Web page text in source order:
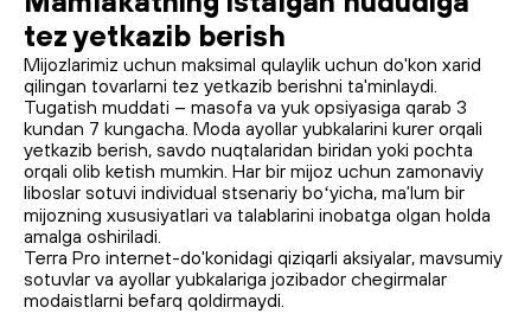
tez yetkazib berish
Mijozlarimiz uchun maksimal qulaylik uchun do'kon xarid
qilingan tovarlarni tez yetkazib berishni ta'minlaydi.
Tugatish muddati – masofa va yuk opsiyasiga qarab 3
kundan 7 kungacha. Moda ayollar yubkalarini kurer orqali
yetkazib berish, savdo nuqtalaridan biridan yoki pochta
orqali olib ketish mumkin. Har bir mijoz uchun zamonaviy
liboslar sotuvi individual stsenariy boʻyicha, maʼlum bir
mijozning xususiyatlari va talablarini inobatga olgan holda
amalga oshiriladi.
Terra Pro internet-do'konidagi qiziqarli aksiyalar, mavsumiy
sotuvlar va ayollar yubkalariga jozibador chegirmalar
modaistlarni befarq qoldirmaydi.